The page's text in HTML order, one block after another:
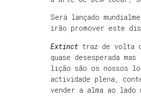
Será lançado
irão promover este
Extinct traz de volta o
quase desesperada
lição são os nossos
actividade plena,
vender a alma ao lado